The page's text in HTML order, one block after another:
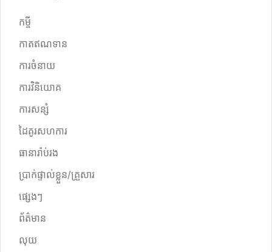
កម្ចី
កាតឥណទាន
ការចំនាយ
ការវិនិយោគ
ការសន្សំ
ដៃគូរសហការ
ធានារ៉ាប់រង
ប្រាក់ផ្ទាល់ខ្លួន/គ្រួសារ
ផ្សេងៗ
ព័ត៌មាន
លុយ